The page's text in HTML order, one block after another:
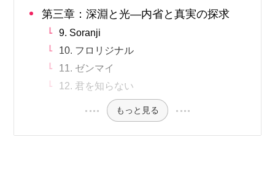
第三章：深淵と光—内省と真実の探求
9. Soranji
10. フロリジナル
11. ゼンマイ
12. 君を知らない
もっと見る